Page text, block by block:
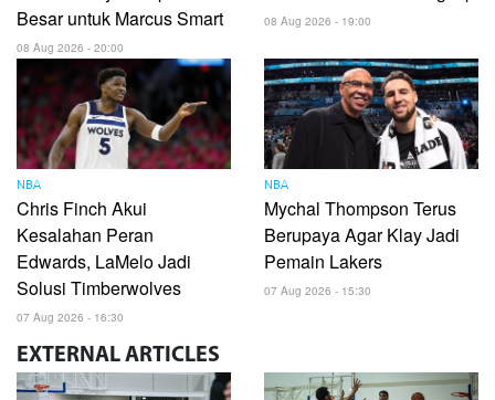
Besar untuk Marcus Smart
08 Aug 2026 - 20:00
08 Aug 2026 - 19:00
NBA
Chris Finch Akui
Kesalahan Peran
Edwards, LaMelo Jadi
Solusi Timberwolves
07 Aug 2026 - 16:30
NBA
Mychal Thompson Terus
Berupaya Agar Klay Jadi
Pemain Lakers
07 Aug 2026 - 15:30
EXTERNAL ARTICLES